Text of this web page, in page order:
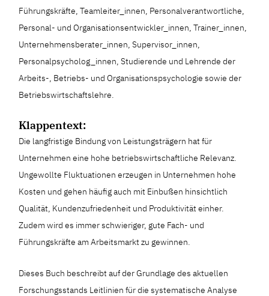
Führungskräfte, Teamleiter_innen, Personalverantwortliche,
Personal- und Organisationsentwickler_innen, Trainer_innen,
Unternehmensberater_innen, Supervisor_innen,
Personalpsycholog_innen, Studierende und Lehrende der
Arbeits-, Betriebs- und Organisationspsychologie sowie der
Betriebswirtschaftslehre.
Klappentext:
Die langfristige Bindung von Leistungsträgern hat für
Unternehmen eine hohe betriebswirtschaftliche Relevanz.
Ungewollte Fluktuationen erzeugen in Unternehmen hohe
Kosten und gehen häufig auch mit Einbußen hinsichtlich
Qualität, Kundenzufriedenheit und Produktivität einher.
Zudem wird es immer schwieriger, gute Fach- und
Führungskräfte am Arbeitsmarkt zu gewinnen.
Dieses Buch beschreibt auf der Grundlage des aktuellen
Forschungsstands Leitlinien für die systematische Analyse